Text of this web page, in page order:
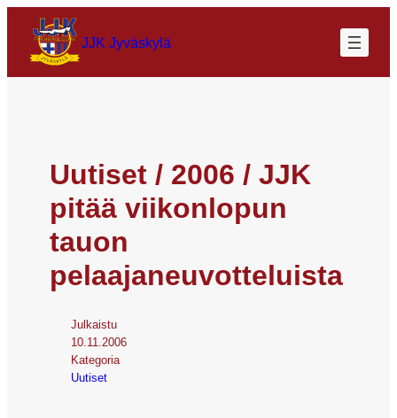
JJK Jyväskylä
Uutiset / 2006 / JJK
pitää viikonlopun
tauon
pelaajaneuvotteluista
Julkaistu
10.11.2006
Kategoria
Uutiset